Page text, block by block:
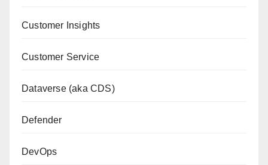
Customer Insights
Customer Service
Dataverse (aka CDS)
Defender
DevOps